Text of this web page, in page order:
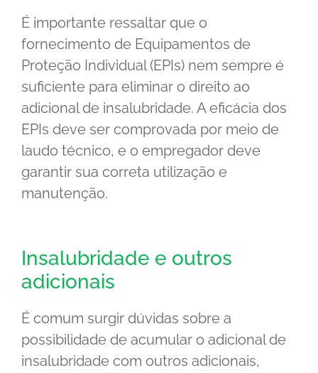
É importante ressaltar que o
fornecimento de Equipamentos de
Proteção Individual (EPIs) nem sempre é
suficiente para eliminar o direito ao
adicional de insalubridade. A eficácia dos
EPIs deve ser comprovada por meio de
laudo técnico, e o empregador deve
garantir sua correta utilização e
manutenção.
Insalubridade e outros
adicionais
É comum surgir dúvidas sobre a
possibilidade de acumular o adicional de
insalubridade com outros adicionais,